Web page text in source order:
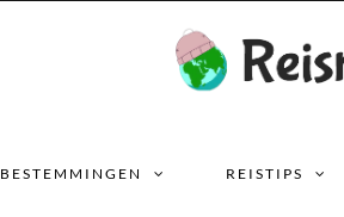
BESTEMMINGEN REISTIPS